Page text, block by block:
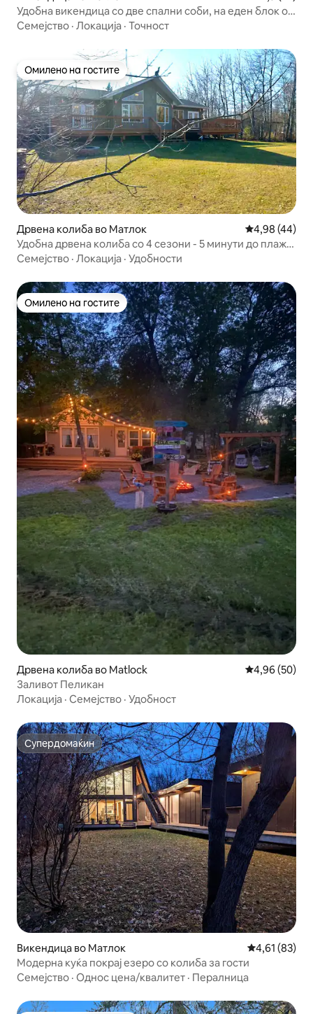
Удобна викендица со две спални соби, на еден блок од
плажата
Семејство · Локација · Точност
Омилено на гостите
Омилено на гостите
Дрвена колиба во Матлок Просечна
4,98 (44)
Удобна дрвена колиба со 4 сезони - 5 минути до плажа
Wpg/Ice Fishin
Семејство · Локација · Удобности
Омилено на гостите
Омилено на гостите
Дрвена колиба во Matlock Просечна
4,96 (50)
Заливот Пеликан
Локација · Семејство · Удобност
Супердомаќин
Супердомаќин
Викендица во Матлок Просечна
4,61 (83)
Модерна куќа покрај езеро со колиба за гости
Семејство · Однос цена/квалитет · Пералница